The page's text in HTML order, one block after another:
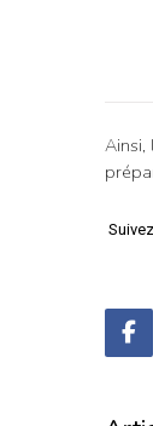
Ainsi,